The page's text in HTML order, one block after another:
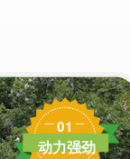
01
动力强劲